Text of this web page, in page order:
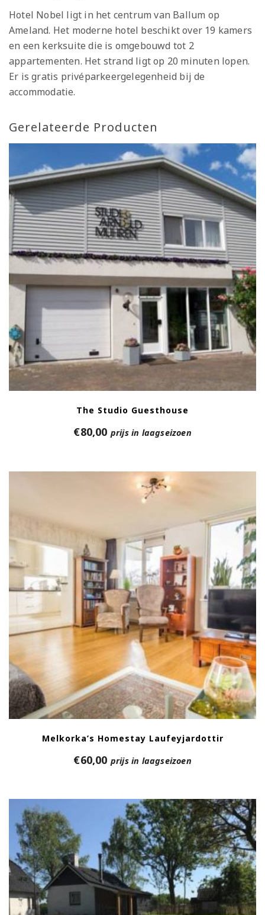
Hotel Nobel ligt in het centrum van Ballum op
Ameland. Het moderne hotel beschikt over 19 kamers
en een kerksuite die is omgebouwd tot 2
appartementen. Het strand ligt op 20 minuten lopen.
Er is gratis privéparkeergelegenheid bij de
accommodatie.
Gerelateerde Producten
The Studio Guesthouse
€80,00 prijs in laagseizoen
Melkorka’s Homestay Laufeyjardottir
€60,00 prijs in laagseizoen